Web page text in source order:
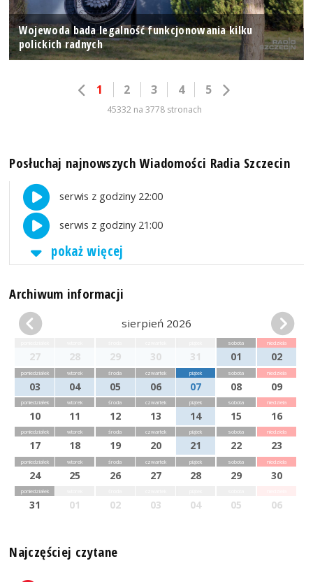
Wojewoda bada legalność funkcjonowania kilku
polickich radnych
1 2 3 4 5
45332 na 3778 stronach
Posłuchaj najnowszych Wiadomości Radia Szczecin
serwis z godziny 22:00
serwis z godziny 21:00
pokaż więcej
Archiwum informacji
sierpień 2026
27 28 29 30 31
sobota
01
niedziela
02
poniedziałek
03
wtorek
04
środa
05
czwartek
06
piątek
07
sobota
08
niedziela
09
poniedziałek
10
wtorek
11
środa
12
czwartek
13
piątek
14
sobota
15
niedziela
16
poniedziałek
17
wtorek
18
środa
19
czwartek
20
piątek
21
sobota
22
niedziela
23
poniedziałek
24
wtorek
25
środa
26
czwartek
27
piątek
28
sobota
29
niedziela
30
poniedziałek
31 01 02 03 04 05 06
Najczęściej czytane